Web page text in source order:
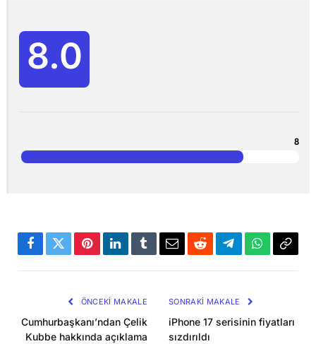
8.0
8
Facebook
TwitterPinterestLinkedInTumblrEmailRedditTelegramWhatsApp
ÖNCEKI MAKALE
Cumhurbaşkanı’ndan Çelik
Kubbe hakkında açıklama
SONRAKI MAKALE
iPhone 17 serisinin fiyatları
sızdırıldı